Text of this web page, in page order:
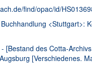
find/opac/id/
<Stuttgart>:
[Bestand des Cotta-
[Verschiedenes.